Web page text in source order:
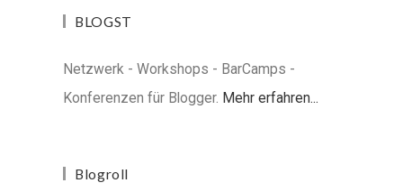
BLOGST
Netzwerk - Workshops - BarCamps -
Konferenzen für Blogger. Mehr erfahren...
Blogroll